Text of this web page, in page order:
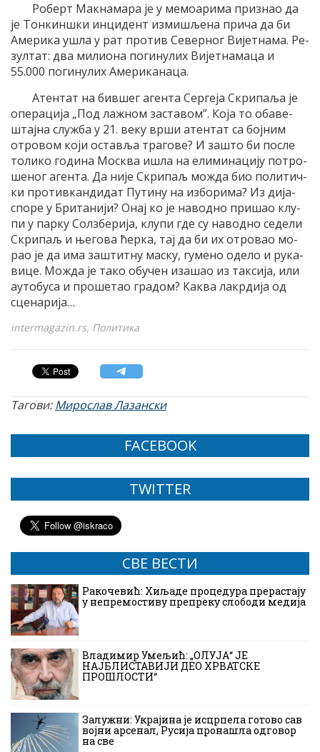
Ро­берт Мак­на­ма­ра је у ме­мо­а­ри­ма при­знао да
је Тон­кин­шки ин­ци­дент из­ми­шље­на при­ча да би
Аме­ри­ка ушла у рат про­тив Се­вер­ног Ви­јет­на­ма. Ре­
зул­тат: два ми­ли­о­на по­ги­ну­лих Ви­јет­на­ма­ца и
55.000 по­ги­ну­лих Аме­ри­ка­на­ца.
Атен­тат на бив­шег аген­та Сер­ге­ја Скри­па­ља је
опе­ра­ци­ја „Под ла­жном за­ста­вом”. Ко­ја то оба­ве­
штај­на слу­жба у 21. ве­ку вр­ши атен­тат са бој­ним
отро­вом ко­ји оста­вља тра­го­ве? И за­што би по­сле
то­ли­ко го­ди­на Мо­сква ишла на ели­ми­на­ци­ју по­тро­
ше­ног аген­та. Да ни­је Скри­паљ мо­жда био по­ли­тич­
ки про­тив­кан­ди­дат Пу­ти­ну на из­бо­ри­ма? Из ди­ја­
спо­ре у Бри­та­ни­ји? Онај ко је на­вод­но при­шао клу­
пи у пар­ку Сол­збе­ри­ја, клу­пи где су на­вод­но се­де­ли
Скри­паљ и ње­го­ва ћер­ка, тај да би их отро­вао мо­
рао је да има за­штит­ну ма­ску, гу­ме­но оде­ло и ру­ка­
ви­це. Мо­жда је та­ко об­у­чен иза­шао из так­си­ја, или
ауто­бу­са и про­ше­тао гра­дом? Ка­ква ла­кр­ди­ја од
сце­на­ри­ја…
intermagazin.rs, Политика
Тагови:Мирослав Лазански
FACEBOOK
TWITTER
СВЕ ВЕСТИ
Ракочевић: Хиљаде процедура прерастају
у непремостиву препреку слободи медија
Владимир Умељић: „ОЛУЈА“ ЈЕ
НАЈБЛИСТАВИЈИ ДЕО ХРВАТСКЕ
ПРОШЛОСТИ“
Залужни: Украјина је исцрпела готово сав
војни арсенал, Русија пронашла одговор
на све